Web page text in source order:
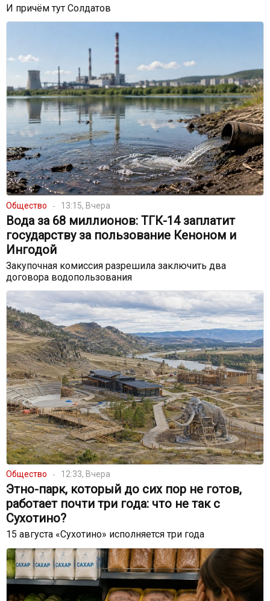
И причём тут Солдатов
Общество 13:15, Вчера
Вода за 68 миллионов: ТГК-14 заплатит
государству за пользование Кеноном и
Ингодой
Закупочная комиссия разрешила заключить два
договора водопользования
Общество 12:33, Вчера
Этно-парк, который до сих пор не готов,
работает почти три года: что не так с
Сухотино?
15 августа «Сухотино» исполняется три года